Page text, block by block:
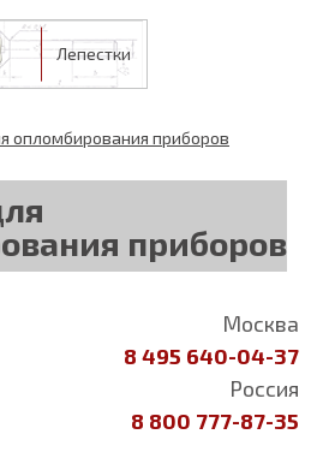
Лепестки
опломбирования приборов
приборов
Москва
8 495 640-04-37
Россия
8 800 777-87-35